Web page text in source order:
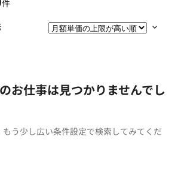
件
お仕事は見つかりませんでし
う少し広い条件設定で検索してみてくだ